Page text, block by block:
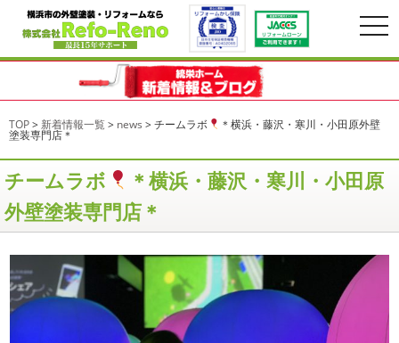
TOP> 新着情報一覧> news >チームラボ ＊横浜・藤沢・寒川・小田原外壁
塗装専門店＊
チームラボ
＊横浜・藤沢・寒川・小田原
外壁塗装専門店＊